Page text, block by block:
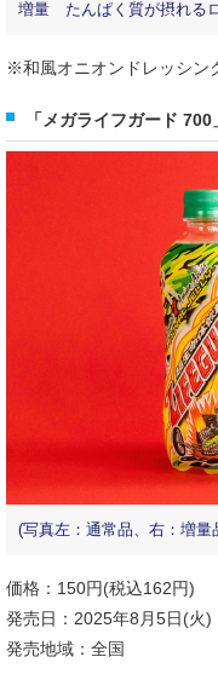
増量 たんぱく質が摂れる
※和風オニオンドレッシン
「メガライフガード 700
(写真左：通常品、右：増量
価格：150円(税込162円)
発売日：2025年8月5日(火)
発売地域：全国